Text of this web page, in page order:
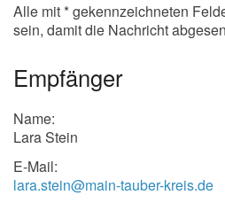
Alle mit * gekennzeichneten
sein, damit die Nachricht
Empfänger
Name:
Lara Stein
E-Mail:
lara.stein@main-tauber-kreis.de